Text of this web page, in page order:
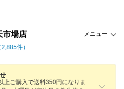
市場店 メニュー
2,885件）
上ご購入で送料350円になりま